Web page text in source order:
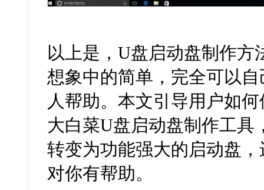
以上是，U盘启动盘制作方
想象中的简单，完全可以
人帮助。本文引导用户如
大白菜U盘启动盘制作工具
转变为功能强大的启动盘
对你有帮助。